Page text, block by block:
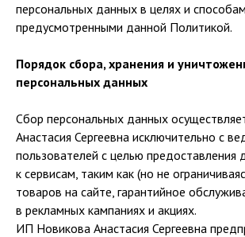
персональных данных в целях и
предусмотренными данной Политикой.
Порядок сбора, хранения и
персональных данных
Сбор персональных данных
Анастасия Сергеевна исключительно с
пользователей с целью предоставления
к сервисам, таким как (но не
товаров на сайте, гарантийное
в рекламных кампаниях и акциях.
ИП Новикова Анастасия Сергеевна